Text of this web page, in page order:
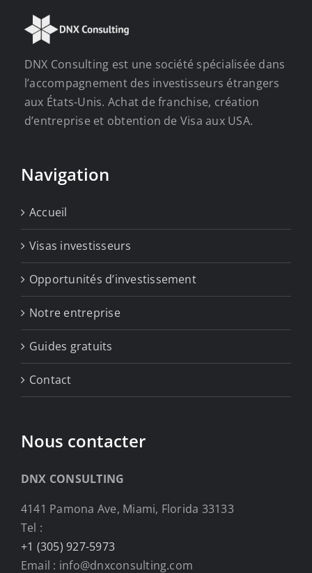
DNX Consulting est une société spécialisée dans
l’accompagnement des investisseurs étrangers
aux États-Unis. Achat de franchise, création
d’entreprise et obtention de Visa aux USA.
Navigation
Accueil
Visas investisseurs
Opportunités d’investissement
Notre entreprise
Guides gratuits
Contact
Nous contacter
DNX CONSULTING
4141 Pamona Ave, Miami, Florida 33133
Tel :
+1 (305) 927-5973
Email : info@dnxconsulting.com